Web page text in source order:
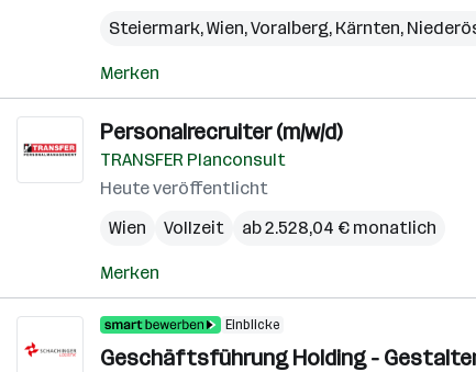
Steiermark,Wien,Voralberg, Kärnten,
Merken
Personalrecruiter (m/w/d)
TRANSFER Planconsult
Heute veröffentlicht
Wien
Vollzeit ab 2.528,04 € monatlich
Merken
Einblicke
Geschäftsführung Holding -